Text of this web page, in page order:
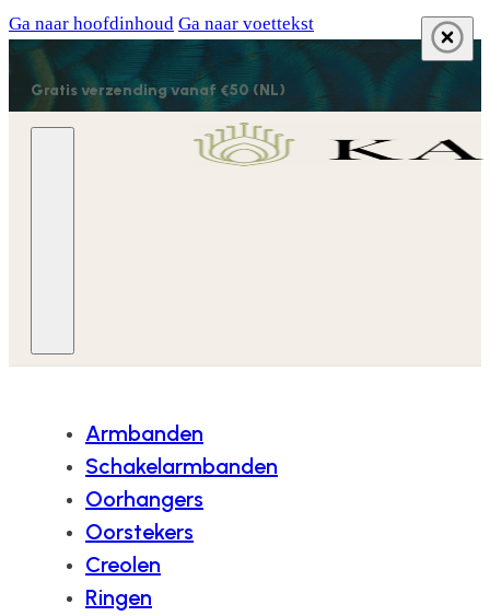
Ga naar hoofdinhoud Ga naar voettekst
Gratis verzending vanaf €50 (NL)
Armbanden
Schakelarmbanden
Oorhangers
Oorstekers
Creolen
Ringen